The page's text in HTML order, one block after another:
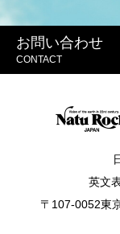
お問い合わせ
CONTACT
英文
〒107-0052東